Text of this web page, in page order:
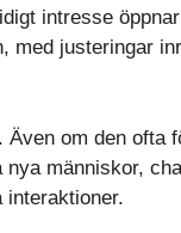
intresse
med justeringar
om den ofta
människor,
interaktioner.